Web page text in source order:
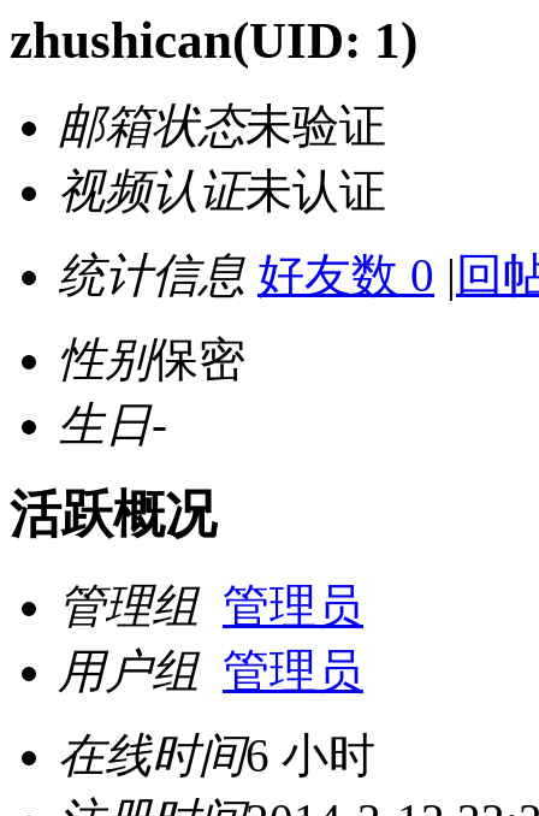
zhushican(UID: 1)
邮箱状态未验证
视频认证未认证
统计信息 好友数 0 | 回
性别保密
生日-
活跃概况
管理组 管理员
用户组 管理员
在线时间6 小时